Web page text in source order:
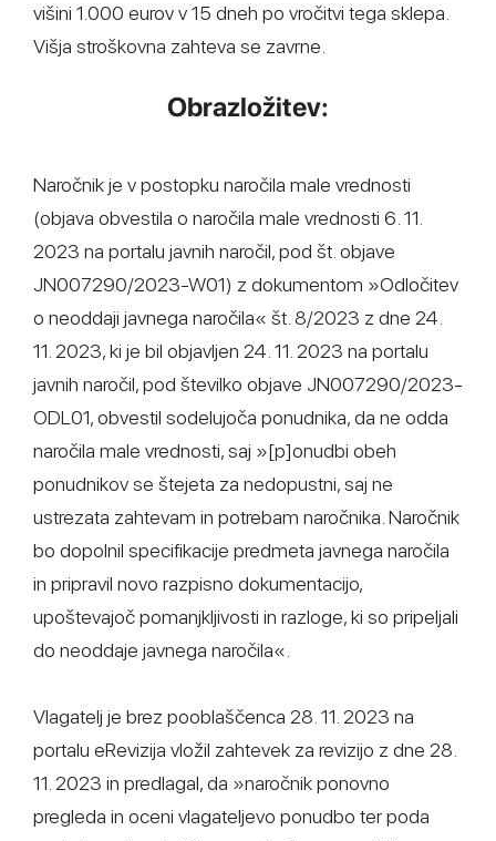
višini 1.000 eurov v 15 dneh po vročitvi tega sklepa.
Višja stroškovna zahteva se zavrne.
Obrazložitev:
Naročnik je v postopku naročila male vrednosti
(objava obvestila o naročila male vrednosti 6. 11.
2023 na portalu javnih naročil, pod št. objave
JN007290/2023-W01) z dokumentom »Odločitev
o neoddaji javnega naročila« št. 8/2023 z dne 24.
11. 2023, ki je bil objavljen 24. 11. 2023 na portalu
javnih naročil, pod številko objave JN007290/2023-
ODL01, obvestil sodelujoča ponudnika, da ne odda
naročila male vrednosti, saj »[p]onudbi obeh
ponudnikov se štejeta za nedopustni, saj ne
ustrezata zahtevam in potrebam naročnika. Naročnik
bo dopolnil specifikacije predmeta javnega naročila
in pripravil novo razpisno dokumentacijo,
upoštevajoč pomanjkljivosti in razloge, ki so pripeljali
do neoddaje javnega naročila«.
Vlagatelj je brez pooblaščenca 28. 11. 2023 na
portalu eRevizija vložil zahtevek za revizijo z dne 28.
11. 2023 in predlagal, da »naročnik ponovno
pregleda in oceni vlagateljevo ponudbo ter poda